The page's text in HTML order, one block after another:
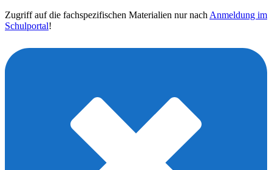
Zugriff auf die fachspezifischen Materialien nur nach Anmeldung im
Schulportal!